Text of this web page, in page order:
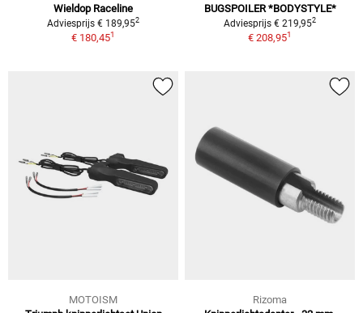
Wieldop Raceline
Adviesprijs € 189,952
€ 180,451
BUGSPOILER *BODYSTYLE*
Adviesprijs € 219,952
€ 208,951
MOTOISM
Rizoma